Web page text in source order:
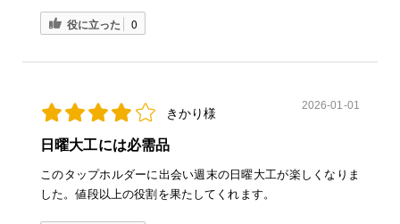
役に立った 0
きかり様
2026-01-01
日曜大工には必需品
このタップホルダーに出会い週末の日曜大工が楽しくなりま
した。値段以上の役割を果たしてくれます。